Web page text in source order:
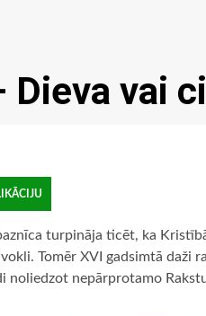
Dieva vai
turpināja ticēt, ka
Tomēr XVI gadsimtā daži
noliedzot nepārprotamo